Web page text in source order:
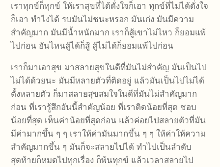
เราทุกข์ก็ทุกข์ ให้เราสุขที่ได้ดั่งใจก็เอา ทุกข์ที่ไม่ได้ดั่งใจ
ก็เอา ทำไงได้ รบมันไม่ชนะหรอก มันเก่ง มันมีความ
สำคัญมาก มันมีน้ำหนักมาก เราก็สู้เขาไม่ไหว ก็ยอมแพ้
ไปก่อน อันไหนสู้ได้ก็สู้ สู้ไม่ได้ก็ยอมแพ้ไปก่อน
เราก็มาเอาสุข มาสลายสุขในดีที่มันไม่สำคัญ มันเป็นไป
ไม่ได้ด้วยนะ มันมีหลายตัวที่ติดอยู่ แล้วมันเป็นไปไม่ได้
ตั้งหลายตัว ก็มาสลายสุขสมใจในดีที่มันไม่สำคัญมาก
ก่อน ที่เรารู้สึกอันนี้สำคัญน้อย ที่เราติดน้อยที่สุด ชอบ
น้อยที่สุด เห็นค่าน้อยที่สุดก่อน แล้วค่อยไปสลายตัวที่มัน
มีค่ามากขึ้น ๆ ๆ เราให้ค่ามันมากขึ้น ๆ ๆ ให้ค่าให้ความ
สำคัญมากขึ้น ๆ มันก็จะสลายไปได้ ทำไปเป็นลำดับ
สุดท้ายก็หมดไปทุกเรื่อง ก็พ้นทุกข์ แล้วเวลาสลายไป